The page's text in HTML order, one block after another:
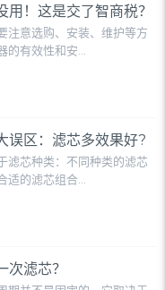
用！这是交了智商税？
注意选购、安装、维护等方
有效性和安...
误区：滤芯多效果好?
滤芯种类：不同种类的滤芯
的滤芯组合...
次滤芯？